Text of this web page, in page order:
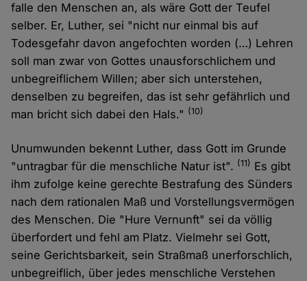
falle den Menschen an, als wäre Gott der Teufel
selber. Er, Luther, sei "nicht nur einmal bis auf
Todesgefahr davon angefochten worden (…) Lehren
soll man zwar von Gottes unausforschlichem und
unbegreiflichem Willen; aber sich unterstehen,
denselben zu begreifen, das ist sehr gefährlich und
man bricht sich dabei den Hals." (10)
Unumwunden bekennt Luther, dass Gott im Grunde
"untragbar für die menschliche Natur ist". (11) Es gibt
ihm zufolge keine gerechte Bestrafung des Sünders
nach dem rationalen Maß und Vorstellungsvermögen
des Menschen. Die "Hure Vernunft" sei da völlig
überfordert und fehl am Platz. Vielmehr sei Gott,
seine Gerichtsbarkeit, sein Straßmaß unerforschlich,
unbegreiflich, über jedes menschliche Verstehen